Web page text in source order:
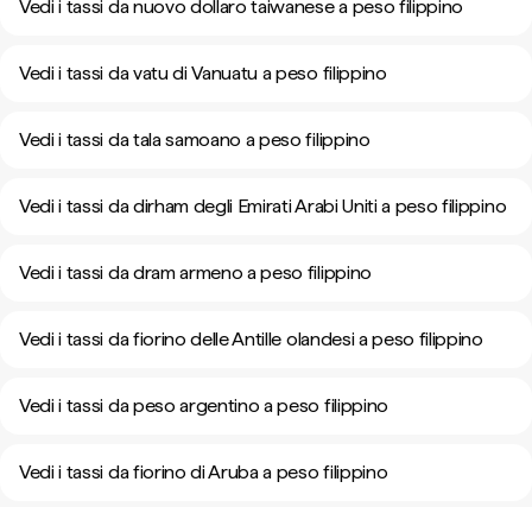
Vedi i tassi da nuovo dollaro taiwanese a peso filippino
Vedi i tassi da vatu di Vanuatu a peso filippino
Vedi i tassi da tala samoano a peso filippino
Vedi i tassi da dirham degli Emirati Arabi Uniti a peso filippino
Vedi i tassi da dram armeno a peso filippino
Vedi i tassi da fiorino delle Antille olandesi a peso filippino
Vedi i tassi da peso argentino a peso filippino
Vedi i tassi da fiorino di Aruba a peso filippino